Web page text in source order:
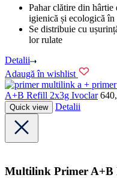
Pahar clătire din
igienică și ecologică în
Se distribuie cu
lor rulate
Detalii
Adaugă în wishlist
A+B Refill 2x3g Ivoclar
Quick view Detalii
Multilink Primer A+B